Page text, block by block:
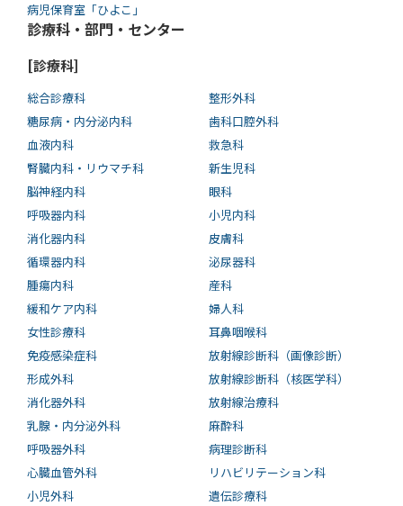
病児保育室「ひよこ」
診療科・部門・センター
[診療科]
総合診療科
糖尿病・内分泌内科
血液内科
腎臓内科・リウマチ科
脳神経内科
呼吸器内科
消化器内科
循環器内科
腫瘍内科
緩和ケア内科
女性診療科
免疫感染症科
形成外科
消化器外科
乳腺・内分泌外科
呼吸器外科
心臓血管外科
小児外科
整形外科
歯科口腔外科
救急科
新生児科
眼科
小児内科
皮膚科
泌尿器科
産科
婦人科
耳鼻咽喉科
放射線診断科（画像診断）
放射線診断科（核医学科）
放射線治療科
麻酔科
病理診断科
リハビリテーション科
遺伝診療科